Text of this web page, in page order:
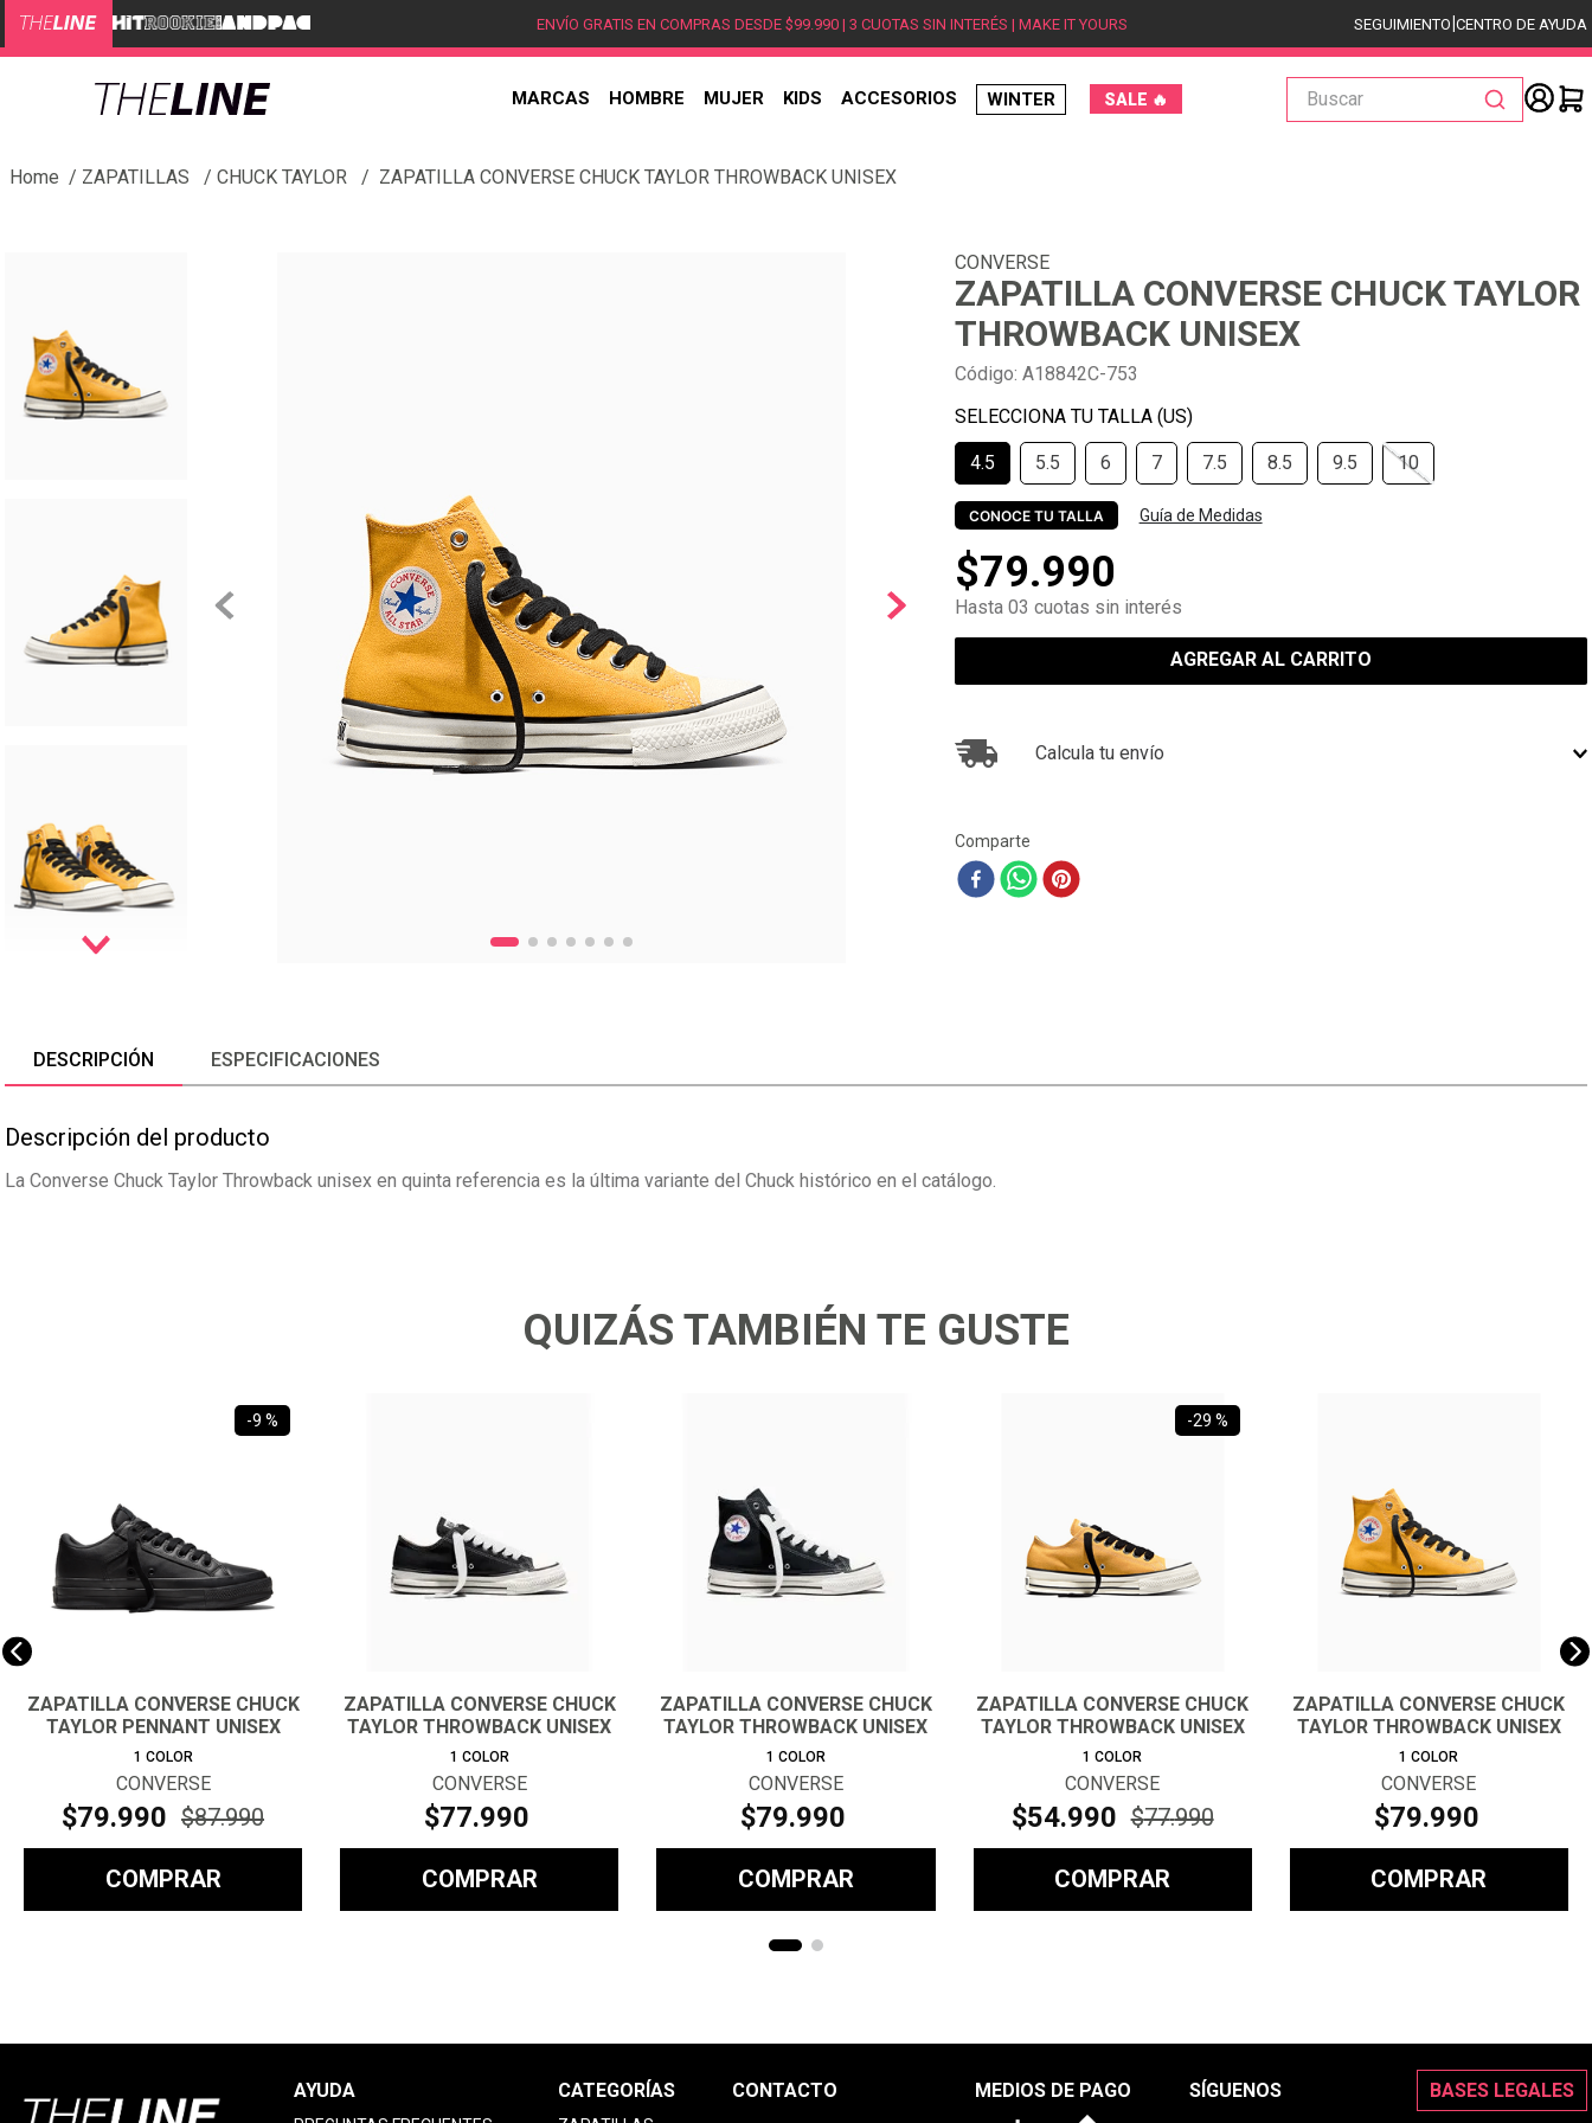
ENVÍO GRATIS EN COMPRAS DESDE $99.990 | 3 CUOTAS SIN INTERÉS | MAKE IT YOURS SEGUIMIENTO|CENTRO DE AYUDA
MARCAS HOMBRE MUJER KIDS ACCESORIOS WINTER SALE 🔥
Buscar
ZAPATILLAS CHUCK TAYLOR ZAPATILLA CONVERSE CHUCK TAYLOR THROWBACK UNISEX
CONVERSE
ZAPATILLA CONVERSE CHUCK TAYLOR
THROWBACK UNISEX
Código: A18842C-753
4.5 5.5 6 7 7.5 8.5 9.5 10
CONOCE TU TALLA Guía de Medidas
$79.990
Hasta 03 cuotas sin interés
AGREGAR AL CARRITO
Calcula tu envío
Comparte
DESCRIPCIÓN ESPECIFICACIONES
Descripción del producto
La Converse Chuck Taylor Throwback unisex en quinta referencia es la última variante del Chuck histórico en el catálogo.
QUIZÁS TAMBIÉN TE GUSTE
-9 %
ZAPATILLA CONVERSE CHUCK
TAYLOR PENNANT UNISEX
1 COLOR
CONVERSE
$79.990 $87.990
COMPRAR
ZAPATILLA CONVERSE CHUCK
TAYLOR THROWBACK UNISEX
1 COLOR
CONVERSE
$77.990
COMPRAR
ZAPATILLA CONVERSE CHUCK
TAYLOR THROWBACK UNISEX
1 COLOR
CONVERSE
$79.990
COMPRAR
-29 %
ZAPATILLA CONVERSE CHUCK
TAYLOR THROWBACK UNISEX
1 COLOR
CONVERSE
$54.990 $77.990
COMPRAR
ZAPATILLA CONVERSE CHUCK
TAYLOR THROWBACK UNISEX
1 COLOR
CONVERSE
$79.990
COMPRAR
AYUDA CATEGORÍAS CONTACTO MEDIOS DE PAGO SÍGUENOS BASES LEGALES
1.
hombre